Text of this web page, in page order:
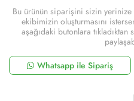
Bu ürünün siparişini sizin
ekibimizin oluşturmasını
aşağıdaki butonlara
Whatsapp ile Sipariş